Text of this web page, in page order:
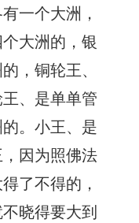
一个大洲，
大洲的，银
，铜轮王、
、是单单管
。小王、是
因为照佛法
了不得的，
晓得要大到